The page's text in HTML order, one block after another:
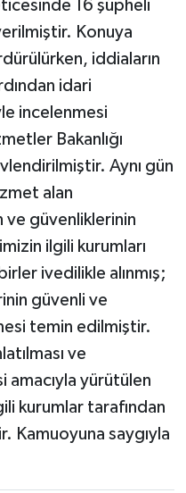
16 şüpheli
Konuya
iddiaların
idari
incelenmesi
Bakanlığı
Aynı gün
alan
ve güvenliklerinin
ilgili kurumları
ivedilikle alınmış;
güvenli ve
temin edilmiştir.
ve
amacıyla yürütülen
kurumlar tarafından
Kamuoyuna saygıyla